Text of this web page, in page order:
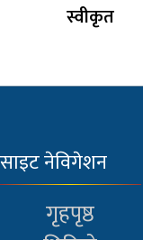
स्वीकृत
साइट नेविगेशन
गृहपृष्ठ